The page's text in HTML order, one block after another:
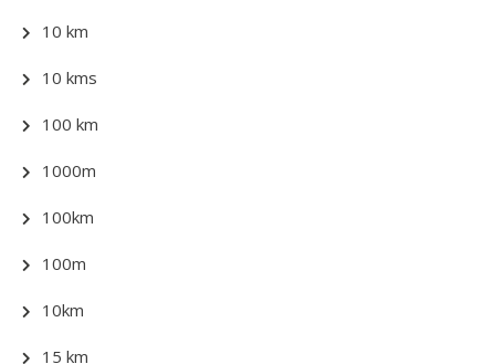
10 km
10 kms
100 km
1000m
100km
100m
10km
15 km